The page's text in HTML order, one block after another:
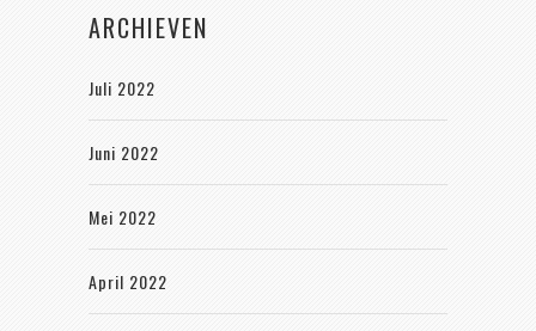
ARCHIEVEN
Juli 2022
Juni 2022
Mei 2022
April 2022